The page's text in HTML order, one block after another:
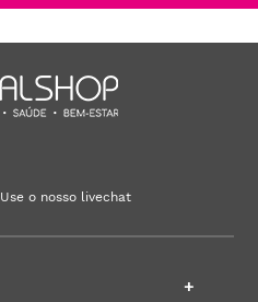
Use o nosso livechat
+